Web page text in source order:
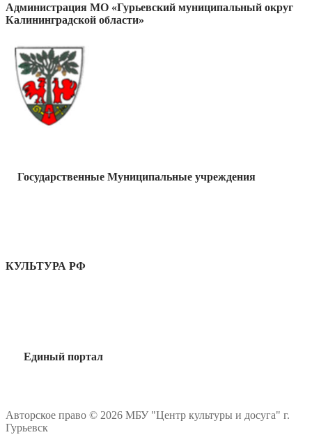
Администрация МО «Гурьевский муниципальный округ
Калининградской области»
Государственные Муниципальные учреждения
КУЛЬТУРА РФ
Единый портал
Авторское право © 2026 МБУ "Центр культуры и досуга" г.
Гурьевск